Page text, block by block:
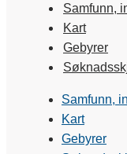
Samfunn,
Kart
Gebyrer
Samfunn,
Kart
Gebyrer